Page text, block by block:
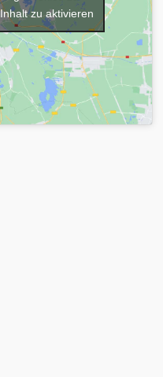
zu aktivieren